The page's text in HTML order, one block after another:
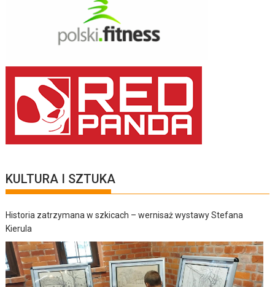
KULTURA I SZTUKA
Historia zatrzymana w szkicach – wernisaż wystawy Stefana
Kierula